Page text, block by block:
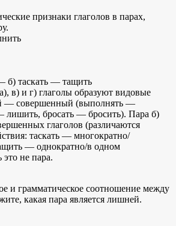
признаки глаголов в парах,
б) таскать — тащить
в) и г) глаголы образуют видовые
— совершенный (выполнять —
бросать — бросить). Пара б)
глаголов (различаются
таскать — многократно/
— однократно/в одном
это не пара.
и грамматическое соотношение между
какая пара является лишней.